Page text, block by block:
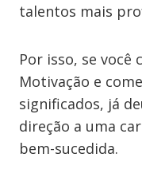
talentos mais
Por isso, se você
Motivação e
significados, já
direção a uma
bem-sucedida.